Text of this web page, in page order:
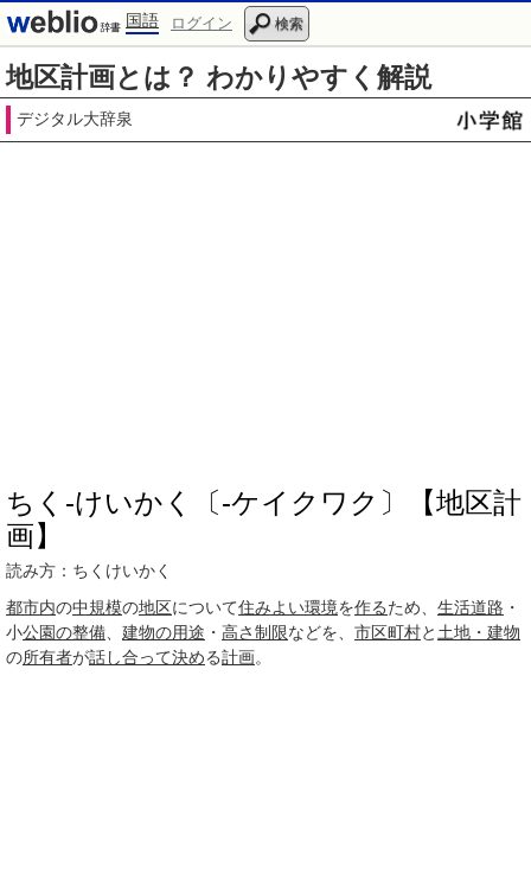
国語 ログイン 検索
地区計画とは？ わかりやすく解説
デジタル大辞泉
ちく‐けいかく〔‐ケイクワク〕【地区計
画】
読み方：ちくけいかく
都市内の中規模の地区について住みよい環境を作るため、 生活道路 ・
小公園の整備 建物の用途 ・ 高さ制限などを、 市区町村と 土地・建物
の所有者が話し合って決める計画。